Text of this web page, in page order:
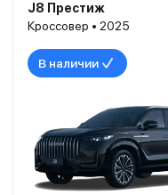
J8 Престиж
Кроссовер • 2025
В наличии